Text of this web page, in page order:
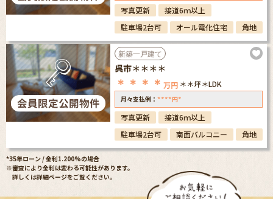
写真更新
接道6ｍ以上
駐車場2台可
オール電化住宅 角地
新築一戸建て
呉市＊＊＊＊
＊＊＊＊ 万円 ＊＊坪＊LDK
月々支払例： ****円*
写真更新
接道6ｍ以上
駐車場2台可
南面バルコニー 角地
*35年ローン / 金利1.200%の場合
※審査により金利は変わる可能性があります。
詳しくは詳細ページをご覧ください。